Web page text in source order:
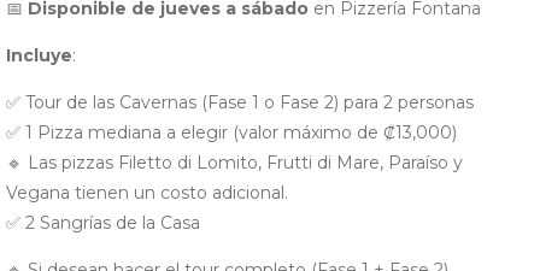
📅 Disponible de jueves a sábado en Pizzería Fontana
Incluye:
✅ Tour de las Cavernas (Fase 1 o Fase 2) para 2 personas
✅ 1 Pizza mediana a elegir (valor máximo de ₡13,000)
🔹 Las pizzas Filetto di Lomito, Frutti di Mare, Paraíso y
Vegana tienen un costo adicional.
✅ 2 Sangrías de la Casa